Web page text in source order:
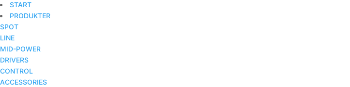
START
PRODUKTER
SPOT
LINE
MID-POWER
DRIVERS
CONTROL
ACCESSORIES